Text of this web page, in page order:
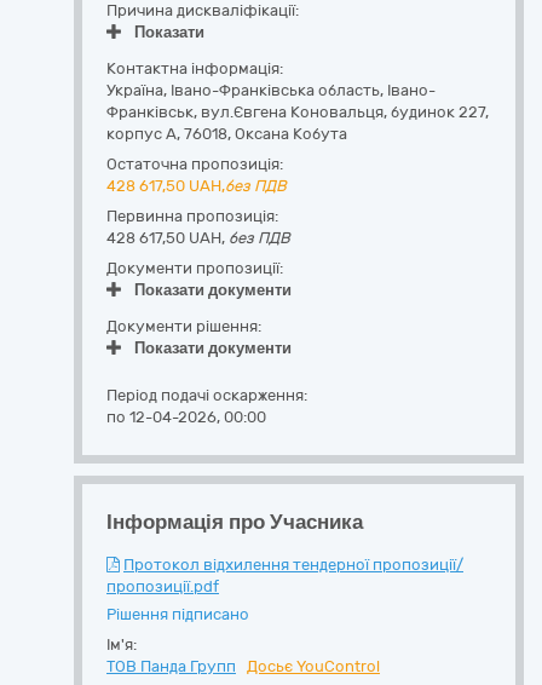
Причина дискваліфікації:
Показати
Контактна інформація:
Україна, Івано-Франківська область, Івано-
Франківськ, вул.Євгена Коновальця, будинок 227,
корпус А, 76018, Оксана Кобута
Остаточна пропозиція:
428 617,50 UAH,без ПДВ
Первинна пропозиція:
428 617,50 UAH, без ПДВ
Документи пропозиції:
Показати документи
Документи рішення:
Показати документи
Період подачі оскарження:
по 12-04-2026, 00:00
Інформація про Учасника
Протокол відхилення тендерної пропозиції/
пропозиції.pdf
Рішення підписано
Ім'я:
ТОВ Панда Групп
Досьє YouControl